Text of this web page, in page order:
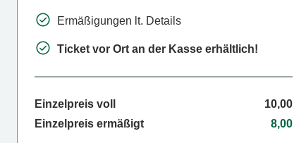
Ermäßigungen lt. Details
Ticket vor Ort an der Kasse erhältlich!
Einzelpreis voll
10,00
Einzelpreis ermäßigt
8,00